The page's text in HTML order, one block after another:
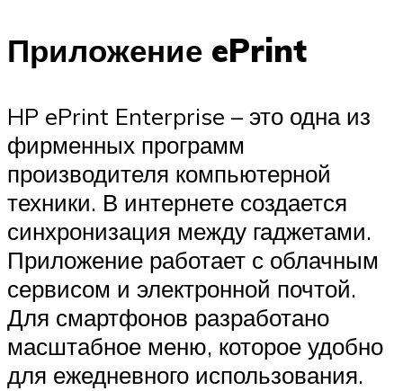
Приложение ePrint
HP ePrint Enterprise – это одна из
фирменных программ
производителя компьютерной
техники. В интернете создается
синхронизация между гаджетами.
Приложение работает с облачным
сервисом и электронной почтой.
Для смартфонов разработано
масштабное меню, которое удобно
для ежедневного использования.